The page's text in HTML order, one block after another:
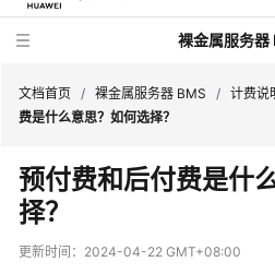
裸金属服务器
最
新
动
文档首页 / 裸金属服务器 BMS / 计费说
费是什么意思？如何选择？
预付费和后付费是什
择？
更新时间： 2024-04-22 GMT+08:00